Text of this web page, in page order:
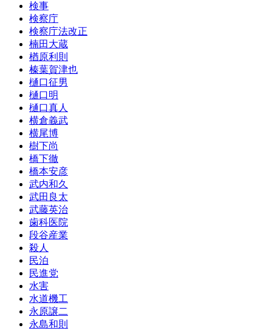
検事
検察庁
検察庁法改正
楠田大蔵
楢原利則
榛葉賀津也
樋口征男
樋口明
樋口真人
横倉義武
横尾博
樹下尚
橋下徹
橋本安彦
武内和久
武田良太
武藤英治
歯科医院
段谷産業
殺人
民泊
民進党
水害
水道機工
永原譲二
永島和則